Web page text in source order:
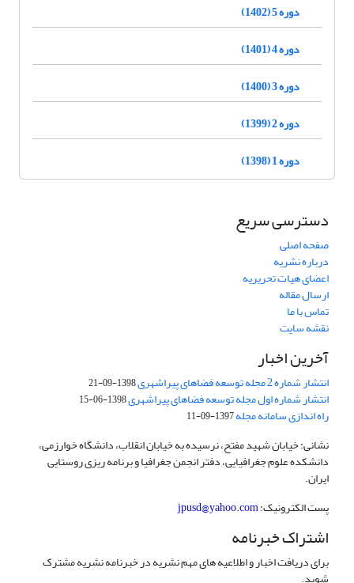
دوره 5 (1402)
دوره 4 (1401)
دوره 3 (1400)
دوره 2 (1399)
دوره 1 (1398)
دسترسی سریع
صفحه اصلی
درباره نشریه
اعضای هیات تحریریه
ارسال مقاله
تماس با ما
نقشه سایت
آخرین اخبار
انتشار شماره 2 مجله توسعه فضاهای پیراشهری 1398-09-21
انتشار شماره اول مجله توسعه فضاهای پیراشهری1398-06-15
راه اندازی سامانه مجله1397-09-11
نشانی: خیابان شهید مفتح، نرسیده به خیابان انقلاب، دانشگاه خوارزمی،
دانشکده علوم جغرافیایی، دفتر انجمن جغرافیا و برنامه ریزی روستایی
ایران.
پست الکترونیک:jpusd@yahoo.com
اشتراک خبرنامه
برای دریافت اخبار و اطلاعیه های مهم نشریه در خبرنامه نشریه مشترک
شوید.